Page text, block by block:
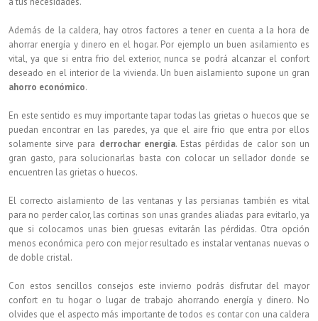
Además de la caldera, hay otros factores a tener en cuenta a la hora de
ahorrar energía y dinero en el hogar. Por ejemplo un buen asilamiento es
vital, ya que si entra frio del exterior, nunca se podrá alcanzar el confort
deseado en el interior de la vivienda. Un buen aislamiento supone un gran
ahorro económico.
En este sentido es muy importante tapar todas las grietas o huecos que se
puedan encontrar en las paredes, ya que el aire frio que entra por ellos
solamente sirve para derrochar energía. Estas pérdidas de calor son un
gran gasto, para solucionarlas basta con colocar un sellador donde se
encuentren las grietas o huecos.
El correcto aislamiento de las ventanas y las persianas también es vital
para no perder calor, las cortinas son unas grandes aliadas para evitarlo, ya
que si colocamos unas bien gruesas evitarán las pérdidas. Otra opción
menos económica pero con mejor resultado es instalar ventanas nuevas o
de doble cristal.
Con estos sencillos consejos este invierno podrás disfrutar del mayor
confort en tu hogar o lugar de trabajo ahorrando energía y dinero. No
olvides que el aspecto más importante de todos es contar con una caldera